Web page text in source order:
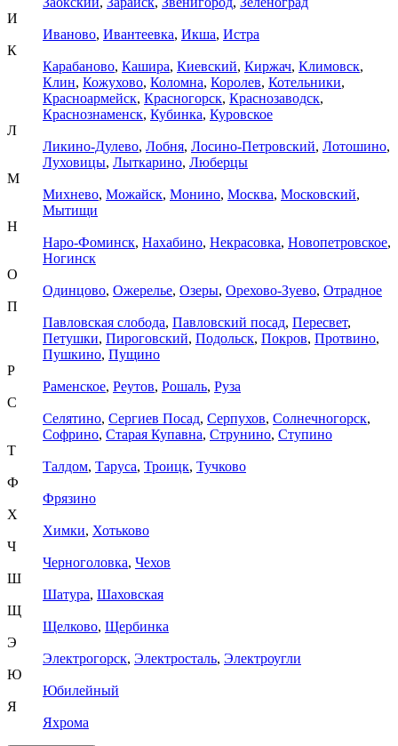
И
Иваново, Ивантеевка, Икша, Истра
К
Карабаново, Кашира, Киевский, Киржач, Климовск,
Клин, Кожухово, Коломна, Королев, Котельники,
Красноармейск, Красногорск, Краснозаводск,
Краснознаменск, Кубинка, Куровское
Л
Ликино-Дулево, Лобня, Лосино-Петровский, Лотошино,
Луховицы, Лыткарино, Люберцы
М
Михнево, Можайск, Монино, Москва, Московский,
Мытищи
Н
Наро-Фоминск, Нахабино, Некрасовка, Новопетровское,
Ногинск
О
Одинцово, Ожерелье, Озеры, Орехово-Зуево, Отрадное
П
Павловская слобода, Павловский посад, Пересвет,
Петушки, Пироговский, Подольск, Покров, Протвино,
Пушкино, Пущино
Р
Раменское, Реутов, Рошаль, Руза
С
Селятино, Сергиев Посад, Серпухов, Солнечногорск,
Софрино, Старая Купавна, Струнино, Ступино
Т
Талдом, Таруса, Троицк, Тучково
Ф
Фрязино
Х
Химки, Хотьково
Ч
Черноголовка, Чехов
Ш
Шатура, Шаховская
Щ
Щелково, Щербинка
Э
Электрогорск, Электросталь, Электроугли
Ю
Юбилейный
Я
Яхрома